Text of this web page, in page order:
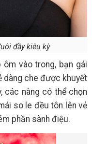
đầy kiêu kỳ
vào trong, bạn gái
dàng che được khuyết
các nàng có thể chọn
so le đều tôn lên vẻ
phần sành điệu.